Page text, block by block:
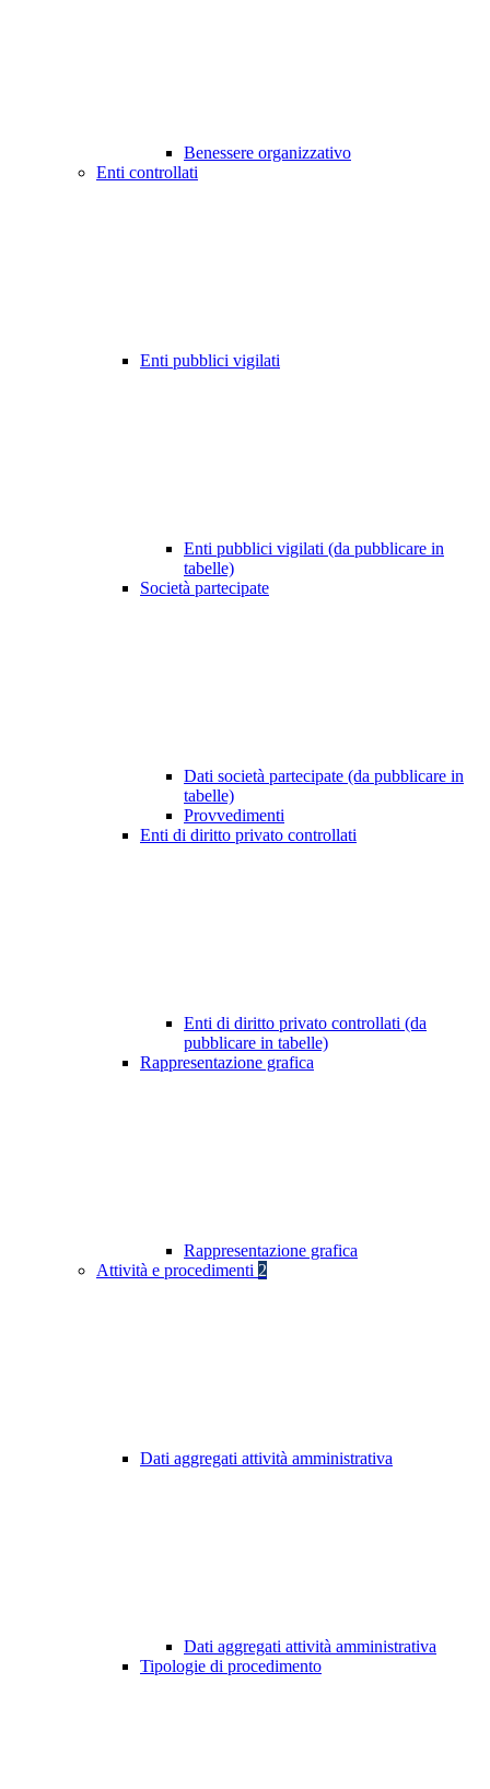
Benessere organizzativo
Enti controllati
Enti pubblici vigilati
Enti pubblici vigilati (da pubblicare in
tabelle)
Società partecipate
Dati società partecipate (da pubblicare in
tabelle)
Provvedimenti
Enti di diritto privato controllati
Enti di diritto privato controllati (da
pubblicare in tabelle)
Rappresentazione grafica
Rappresentazione grafica
Attività e procedimenti 2
Dati aggregati attività amministrativa
Dati aggregati attività amministrativa
Tipologie di procedimento